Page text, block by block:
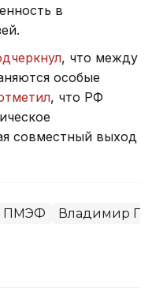
в
, что между
особые
, что РФ
совместный выход
ПМЭФ Владимир